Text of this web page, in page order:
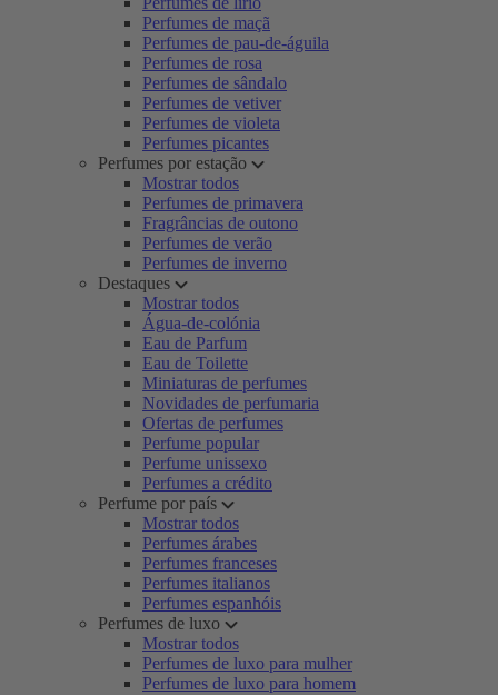
Perfumes de maçã
Perfumes de pau-de-águila
Perfumes de rosa
Perfumes de sândalo
Perfumes de vetiver
Perfumes de violeta
Perfumes picantes
Perfumes por estação
Mostrar todos
Perfumes de primavera
Fragrâncias de outono
Perfumes de verão
Perfumes de inverno
Destaques
Mostrar todos
Água-de-colónia
Eau de Parfum
Eau de Toilette
Miniaturas de perfumes
Novidades de perfumaria
Ofertas de perfumes
Perfume popular
Perfume unissexo
Perfumes a crédito
Perfume por país
Mostrar todos
Perfumes árabes
Perfumes franceses
Perfumes italianos
Perfumes espanhóis
Perfumes de luxo
Mostrar todos
Perfumes de luxo para mulher
Perfumes de luxo para homem